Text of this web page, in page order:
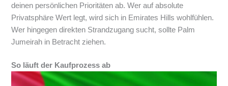
deinen persönlichen Prioritäten ab. Wer auf absolute
Privatsphäre Wert legt, wird sich in Emirates Hills wohlfühlen.
Wer hingegen direkten Strandzugang sucht, sollte Palm
Jumeirah in Betracht ziehen.
So läuft der Kaufprozess ab